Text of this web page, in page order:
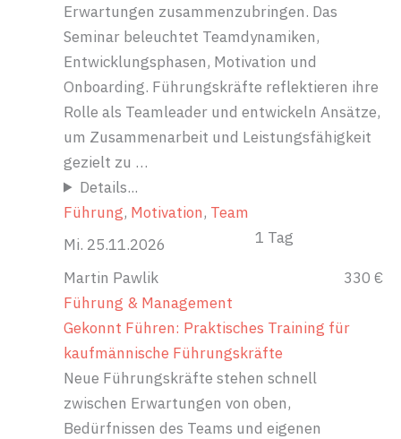
Erwartungen zusammenzubringen. Das
Seminar beleuchtet Teamdynamiken,
Entwicklungsphasen, Motivation und
Onboarding. Führungskräfte reflektieren ihre
Rolle als Teamleader und entwickeln Ansätze,
um Zusammenarbeit und Leistungsfähigkeit
gezielt zu …
Details...
Führung, Motivation, Team
Mi. 25.11.2026
1 Tag
Martin Pawlik
330 €
Führung & Management
Gekonnt Führen: Praktisches Training für
kaufmännische Führungskräfte
Neue Führungskräfte stehen schnell
zwischen Erwartungen von oben,
Bedürfnissen des Teams und eigenen